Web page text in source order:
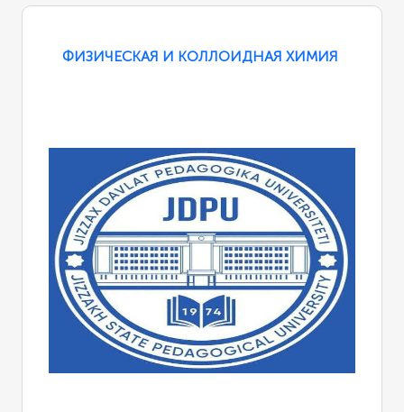
ФИЗИЧЕСКАЯ И КОЛЛОИДНАЯ ХИМИЯ